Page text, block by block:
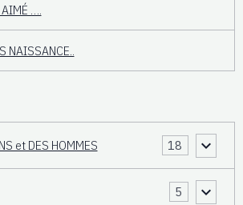
….
NAISSANCE..
et DES HOMMES 18
5